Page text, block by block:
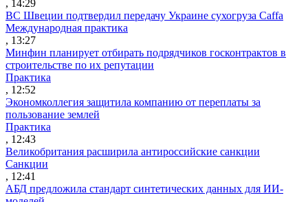
, 14:29
ВС Швеции подтвердил передачу Украине сухогруза Caffa
Международная практика
, 13:27
Минфин планирует отбирать подрядчиков госконтрактов в
строительстве по их репутации
Практика
, 12:52
Экономколлегия защитила компанию от переплаты за
пользование землей
Практика
, 12:43
Великобритания расширила антироссийские санкции
Санкции
, 12:41
АБД предложила стандарт синтетических данных для ИИ-